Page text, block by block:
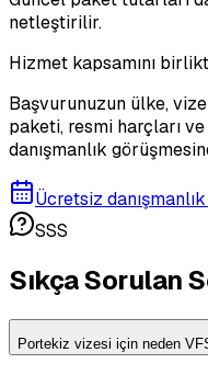
netleştirilir.
Hizmet kapsamını
Başvurunuzun ülke,
paketi, resmi harçları
danışmanlık
Ücretsiz
SSS
Sıkça Sorulan
Portekiz vizesi için neden